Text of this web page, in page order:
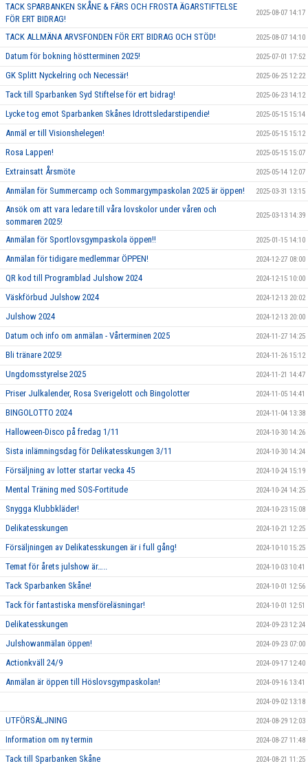
TACK SPARBANKEN SKÅNE & FÄRS OCH FROSTA ÄGARSTIFTELSE
FÖR ERT BIDRAG!
2025-08-07 14:17
TACK ALLMÄNA ARVSFONDEN FÖR ERT BIDRAG OCH STÖD! 2025-08-07 14:10
Datum för bokning höstterminen 2025! 2025-07-01 17:52
GK Splitt Nyckelring och Necessär! 2025-06-25 12:22
Tack till Sparbanken Syd Stiftelse för ert bidrag! 2025-06-23 14:12
Lycke tog emot Sparbanken Skånes Idrottsledarstipendie! 2025-05-15 15:14
Anmäl er till Visionshelegen! 2025-05-15 15:12
Rosa Lappen! 2025-05-15 15:07
Extrainsatt Årsmöte 2025-05-14 12:07
Anmälan för Summercamp och Sommargympaskolan 2025 är öppen! 2025-03-31 13:15
Ansök om att vara ledare till våra lovskolor under våren och
sommaren 2025!
2025-03-13 14:39
Anmälan för Sportlovsgympaskola öppen!! 2025-01-15 14:10
Anmälan för tidigare medlemmar ÖPPEN! 2024-12-27 08:00
QR kod till Programblad Julshow 2024 2024-12-15 10:00
Väskförbud Julshow 2024 2024-12-13 20:02
Julshow 2024 2024-12-13 20:00
Datum och info om anmälan - Vårterminen 2025 2024-11-27 14:25
Bli tränare 2025! 2024-11-26 15:12
Ungdomsstyrelse 2025 2024-11-21 14:47
Priser Julkalender, Rosa Sverigelott och Bingolotter 2024-11-05 14:41
BINGOLOTTO 2024 2024-11-04 13:38
Halloween-Disco på fredag 1/11 2024-10-30 14:26
Sista inlämningsdag för Delikatesskungen 3/11 2024-10-30 14:24
Försäljning av lotter startar vecka 45 2024-10-24 15:19
Mental Träning med SOS-Fortitude 2024-10-24 14:25
Snygga Klubbkläder! 2024-10-23 15:08
Delikatesskungen 2024-10-21 12:25
Försäljningen av Delikatesskungen är i full gång! 2024-10-10 15:25
Temat för årets julshow är….. 2024-10-03 10:41
Tack Sparbanken Skåne! 2024-10-01 12:56
Tack för fantastiska mensföreläsningar! 2024-10-01 12:51
Delikatesskungen 2024-09-23 12:24
Julshowanmälan öppen! 2024-09-23 07:00
Actionkväll 24/9 2024-09-17 12:40
Anmälan är öppen till Höslovsgympaskolan! 2024-09-16 13:41
2024-09-02 13:18
UTFÖRSÄLJNING 2024-08-29 12:03
Information om ny termin 2024-08-27 11:48
Tack till Sparbanken Skåne 2024-08-21 11:25